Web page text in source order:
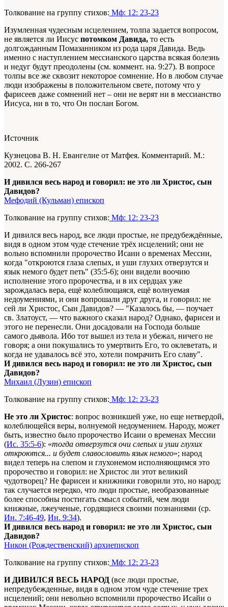
Толкование на группу стихов: Мф: 12: 23-23
Изумленная чудесным исцелением, толпа задается вопросом,
не является ли Иисус потомком Давида, то есть
долгожданным Помазанником из рода царя Давида. Ведь
именно с наступлением мессианского царства всякая болезнь
и недуг будут преодолены (см. коммент. на. 9:27). В вопросе
толпы все же сквозит некоторое сомнение. Но в любом случае
люди изображены в положительном свете, потому что у
фарисеев даже сомнений нет – они не верят ни в мессианство
Иисуса, ни в то, что Он послан Богом.
Источник
Кузнецова В. Н. Евангелие от Матфея. Комментарий. М.:
2002. С. 266-267
И дивился весь народ и говорил: не это ли Христос, сын
Давидов?
Мефодий (Кульман) епископ
Толкование на группу стихов: Мф: 12: 23-23
И дивился весь народ, все люди простые, не предубеждённые,
видя в одном этом чуде стечение трёх исцелений; они не
вольно вспомнили пророчество Исаии о временах Мессии,
когда "откроются глаза слепых, и уши глухих отверзутся и
язык немого будет петь" (35:5-6); они видели воочию
исполнение этого пророчества, и в их сердцах уже
зарождалась вера, ещё колеблющаяся, ещё волнуемая
недоумениями, и они вопрошали друг друга, и говорил: не
сей ли Христос, Сын Давидов? — "Казалось бы, — поучает
св. Златоуст, — что важного сказал народ? Однако, фарисеи и
этого не перенесли. Они досадовали на Господа больше
самого дьявола. Ибо тот вышел из тела и убежал, ничего не
говоря; а они покушались то умертвить Его, то оклеветать, и
когда не удавалось всё это, хотели помрачить Его славу".
И дивился весь народ и говорил: не это ли Христос, сын
Давидов?
Михаил (Лузин) епископ
Толкование на группу стихов: Мф: 12: 23-23
Не это ли Христос: вопрос возникшей уже, но еще нетвердой,
колеблющейся веры, волнуемой недоумением. Народу, может
быть, известно было пророчество Исаии о временах Мессии
(Ис. 35:5-6): «тогда отверзутся очи слепых и уши глухих
откроются... и будет славословить язык немого»; народ
видел теперь на слепом и глухонемом исполняющимся это
пророчество и говорил: не Христос ли этот великий
чудотворец? Не фарисеи и книжники говорили это, но народ;
так случается нередко, что люди простые, необразованные
более способны постигать смысл событий, чем люди
книжные, лжеученые, гордящиеся своими познаниями (ср.
Ин. 7:46-49, Ин. 9:34).
И дивился весь народ и говорил: не это ли Христос, сын
Давидов?
Никон (Рождественский) архиепископ
Толкование на группу стихов: Мф: 12: 23-23
И ДИВИЛСЯ ВЕСЬ НАРОД (все люди простые,
непредубежденные, видя в одном этом чуде стечение трех
исцелений; они невольно вспомнили пророчество Исайи о